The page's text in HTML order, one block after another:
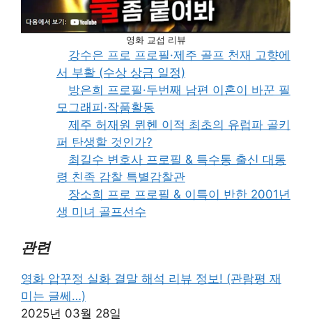
영화 교섭 리뷰
강수은 프로 프로필·제주 골프 천재 고향에
서 부활 (수상 상금 일정)
방은희 프로필·두번째 남편 이혼이 바꾼 필
모그래피·작품활동
제주 허재원 뮌헨 이적 최초의 유럽파 골키
퍼 탄생할 것인가?
최길수 변호사 프로필 & 특수통 출신 대통
령 친족 감찰 특별감찰관
장소희 프로 프로필 & 이특이 반한 2001년
생 미녀 골프선수
관련
영화 압꾸정 실화 결말 해석 리뷰 정보! (관람평 재
미는 글쎄…)
2025년 03월 28일